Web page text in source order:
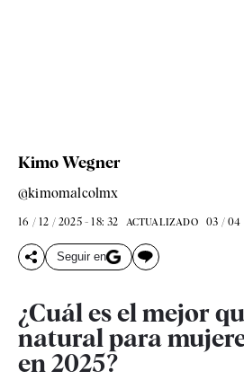
Kimo Wegner
@kimomalcolmx
16 / 12 / 2025 - 18: 32 ACTUALIZADO 03 / 04
Seguir en
¿Cuál es el mejor
natural para
en 2025?